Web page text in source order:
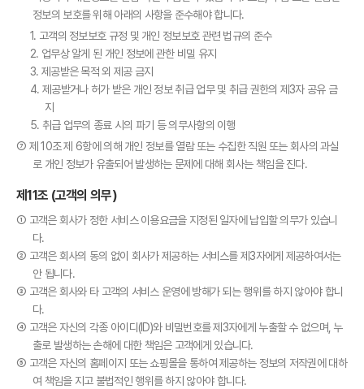
정보의 보호를 위해 아래의 사항을 준수해야 합니다.
1. 고객의 정보보호 규정 및 개인 정보보호 관련 법규의 준수
2. 업무상 알게 된 개인 정보에 관한 비밀 유지
3. 제공받은 목적 외 제공 금지
4. 제공받거나 허가 받은 개인 정보 취급 업무 및 취급 권한의 제3자 공유 금
지
5. 취급 업무의 종료 시의 파기 등 의무사항의 이행
⑦ 제 10조 제 6항에 의해 개인 정보를 열람 또는 수집한 직원 또는 회사의 과실
로 개인 정보가 유출되어 발생하는 문제에 대해 회사는 책임을 진다.
제11조 (고객의 의무)
① 고객은 회사가 정한 서비스 이용요금을 지정된 일자에 납입할 의무가 있습니
다.
② 고객은 회사의 동의 없이 회사가 제공하는 서비스를 제3자에게 제공하여서는
안 됩니다.
③ 고객은 회사와 타 고객의 서비스 운영에 방해가 되는 행위를 하지 않아야 합니
다.
④ 고객은 자신의 각종 아이디(ID)와 비밀번호를 제3자에게 누출할 수 없으며, 누
출로 발생하는 손해에 대한 책임은 고객에게 있습니다.
⑤ 고객은 자신의 홈페이지 또는 쇼핑몰을 통하여 제공하는 정보의 저작권에 대하
여 책임을 지고 불법적인 행위를 하지 않아야 합니다.